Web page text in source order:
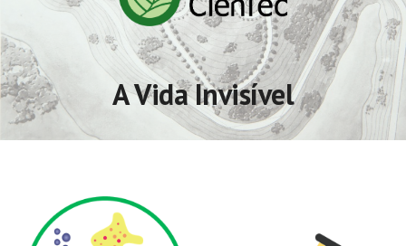
A Vida Invisível